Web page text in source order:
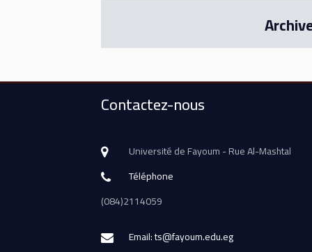
Contactez-nous
Université de Fayoum - Rue Al-Mashtal
Téléphone
(084)2114059
Email: ts@fayoum.edu.eg